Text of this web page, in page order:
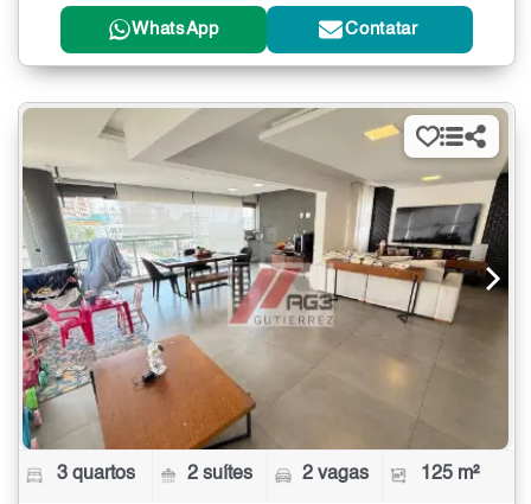
WhatsApp Contatar
3 quartos 2 suítes 2 vagas 125 m²